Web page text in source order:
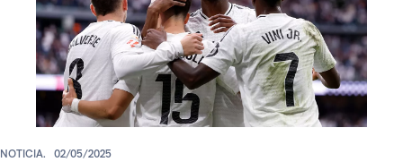
NOTICIA. 02/05/2025